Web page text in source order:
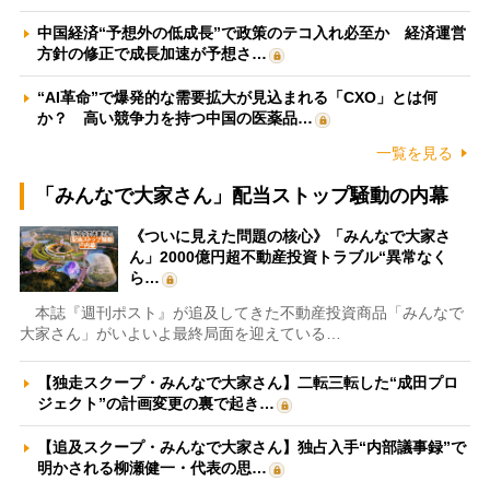
中国経済“予想外の低成長”で政策のテコ入れ必至か 経済運営
方針の修正で成長加速が予想さ…
“AI革命”で爆発的な需要拡大が見込まれる「CXO」とは何
か？ 高い競争力を持つ中国の医薬品…
一覧を見る
「みんなで大家さん」配当ストップ騒動の内幕
《ついに見えた問題の核心》「みんなで大家さ
ん」2000億円超不動産投資トラブル“異常なく
ら…
本誌『週刊ポスト』が追及してきた不動産投資商品「みんなで
大家さん」がいよいよ最終局面を迎えている…
【独走スクープ・みんなで大家さん】二転三転した“成田プロ
ジェクト”の計画変更の裏で起き…
【追及スクープ・みんなで大家さん】独占入手“内部議事録”で
明かされる柳瀬健一・代表の思…